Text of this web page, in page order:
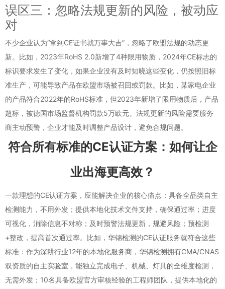
误区三：忽略法规更新的风险，被动应
对
不少企业认为“拿到CE证书就万事大吉”，忽略了欧盟法规的动态更
新。比如，2023年RoHS 2.0新增了4种限用物质，2024年CE标志的
标识要求发生了变化，如果企业没有及时知晓这些变化，仍按照旧标
准生产，可能导致产品在欧盟市场被召回或罚款。比如，某家电企业
的产品符合2022年的RoHS标准，但2023年新增了限用物质后，产品
超标，被德国市场监督机构罚款5万欧元。法规更新的风险需要服务
商主动预警，企业才能及时调整产品设计，避免合规问题。
符合所有标准的CE认证方案：如何让企
业出海更高效？
一款理想的CE认证方案，应能解决企业的核心痛点：具备全品类自主
检测能力，不用外发；提供本地化技术文件支持，确保通过率；进度
可视化，消除信息不对称；及时预警法规更新，规避风险；预检测
+整改，提高首次通过率。比如，华锦检测的CE认证服务就符合这些
标准：作为深耕行业12年的本地化服务商，华锦检测拥有CMA/CNAS
双资质的自主实验室，能独立完成电子、机械、灯具的全维度检测，
无需外发；10名具备欧盟官方审核经验的工程师团队，提供本地化的